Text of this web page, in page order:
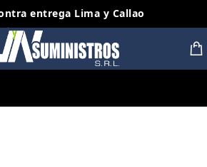
Originales y Nuevos